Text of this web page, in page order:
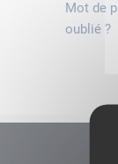
Mot de
oublié ?